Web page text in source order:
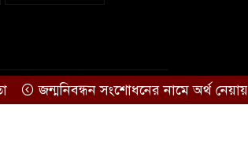
.
জন্মনিবন্ধন সংশোধনের নামে অর্থ নেয়ায়